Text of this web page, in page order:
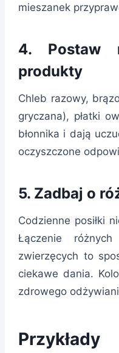
mieszanek
4. Postaw
produkty
Chleb razowy,
gryczana), płatki
błonnika i dają
oczyszczone
5. Zadbaj o
Codzienne posiłki
Łączenie
zwierzęcych to
ciekawe dania.
zdrowego